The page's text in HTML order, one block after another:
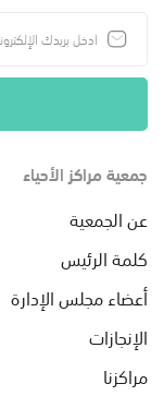
جمعية مراكز الأحياء
عن الجمعية
كلمة الرئيس
أعضاء مجلس الإدارة
الإنجازات
مراكزنا